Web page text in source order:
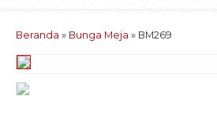
Beranda » Bunga Meja » BM269